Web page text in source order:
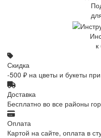
к
Скидка
-500 ₽ на цветы и букеты
Доставка
Бесплатно во все районы
Оплата
Картой на сайте, оплата в